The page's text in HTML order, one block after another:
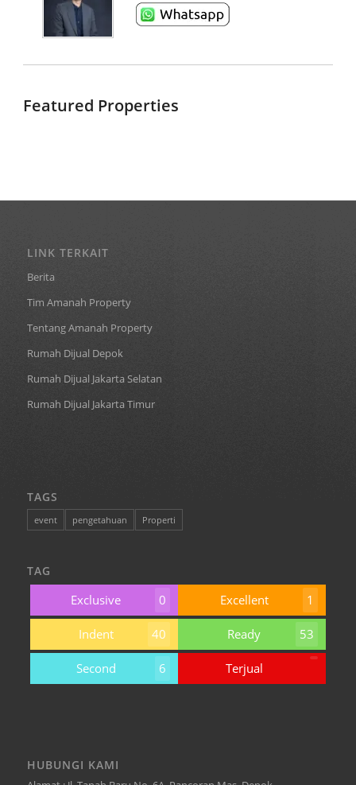
Featured Properties
LINK TERKAIT
Berita
Tim Amanah Property
Tentang Amanah Property
Rumah Dijual Depok
Rumah Dijual Jakarta Selatan
Rumah Dijual Jakarta Timur
TAGS
event pengetahuan Properti
TAG
Exclusive 0 Excellent 1
Indent 40 Ready 53
Second 6 Terjual
HUBUNGI KAMI